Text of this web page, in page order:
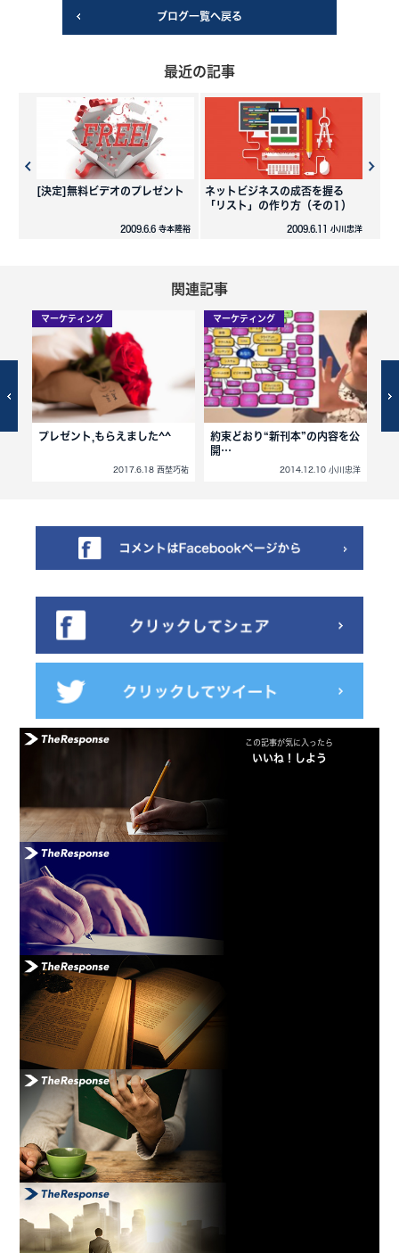
ブログ一覧へ戻る
最近の記事
[決定]無料ビデオのプレゼント
2009.6.6 寺本隆裕
ネットビジネスの成否を握る
「リスト」の作り方（その1）
2009.6.11 小川忠洋
関連記事
マーケティング
プレゼント,もらえました^^
2017.6.18 西埜巧祐
マーケティング
約束どおり“新刊本”の内容を公
開…
2014.12.10 小川忠洋
この記事が気に入ったら
いいね！しよう